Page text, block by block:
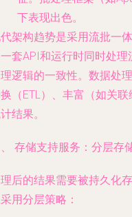
下表现出色。
架构趋势是采用流批一体
套API和运行时同时处
逻辑的一致性。数据处
（ETL）、丰富（如关
结果。
存储支持服务：分层存
后的结果需要被持久化
用分层策略：